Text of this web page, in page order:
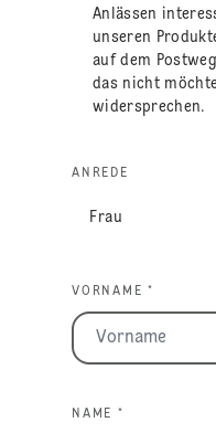
Anlässen
unseren
auf dem
das nicht
widersprechen.
ANREDE
VORNAME *
NAME *